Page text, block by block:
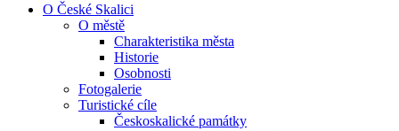
O České Skalici
O městě
Charakteristika města
Historie
Osobnosti
Fotogalerie
Turistické cíle
Českoskalické památky